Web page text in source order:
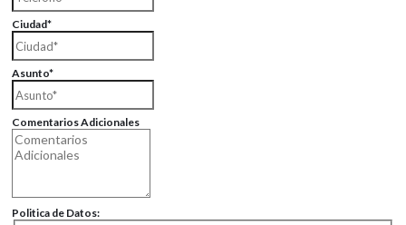
Ciudad*
Asunto*
Comentarios Adicionales
Politica de Datos: